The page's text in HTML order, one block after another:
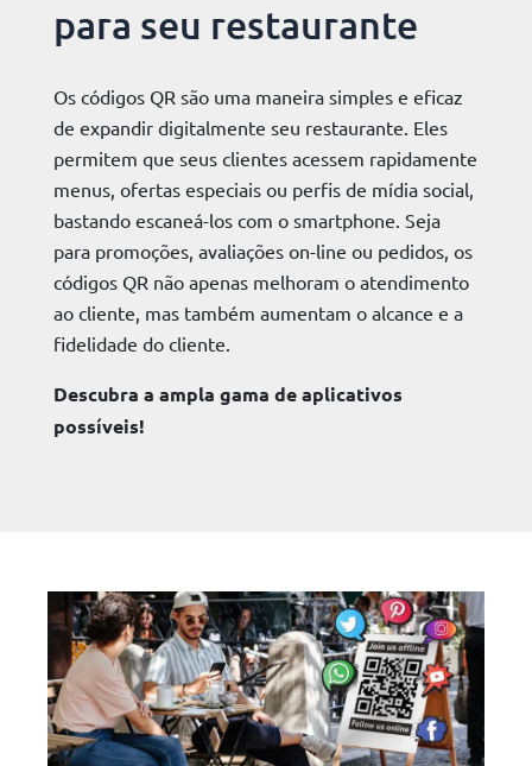
para seu restaurante
Os códigos QR são uma maneira simples e eficaz
de expandir digitalmente seu restaurante. Eles
permitem que seus clientes acessem rapidamente
menus, ofertas especiais ou perfis de mídia social,
bastando escaneá-los com o smartphone. Seja
para promoções, avaliações on-line ou pedidos, os
códigos QR não apenas melhoram o atendimento
ao cliente, mas também aumentam o alcance e a
fidelidade do cliente.
Descubra a ampla gama de aplicativos
possíveis!